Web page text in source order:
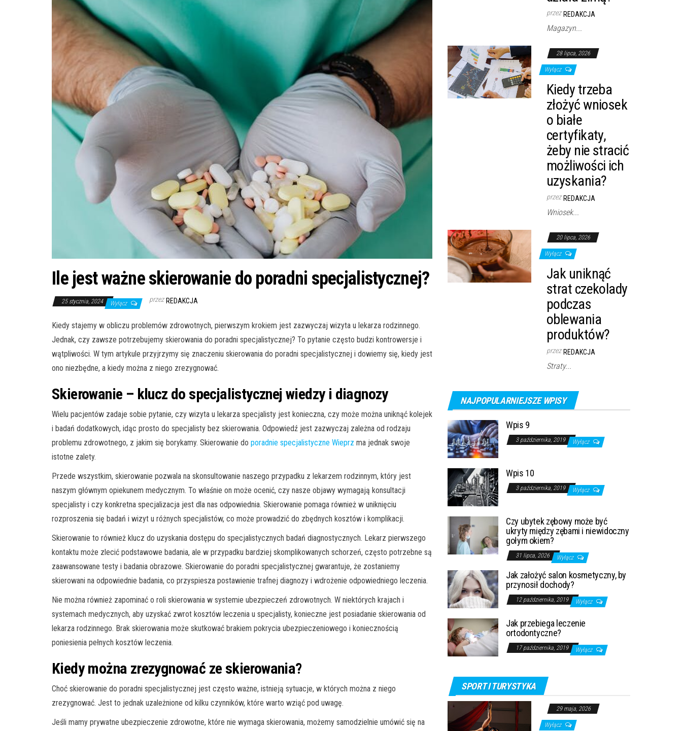
Ile jest ważne skierowanie do poradni specjalistycznej?
25 stycznia, 2024 Wyłącz przez REDAKCJA
Kiedy stajemy w obliczu problemów zdrowotnych, pierwszym krokiem jest zazwyczaj wizyta u lekarza rodzinnego.
Jednak, czy zawsze potrzebujemy skierowania do poradni specjalistycznej? To pytanie często budzi kontrowersje i
wątpliwości. W tym artykule przyjrzymy się znaczeniu skierowania do poradni specjalistycznej i dowiemy się, kiedy jest
ono niezbędne, a kiedy można z niego zrezygnować.
Skierowanie – klucz do specjalistycznej wiedzy i diagnozy
Wielu pacjentów zadaje sobie pytanie, czy wizyta u lekarza specjalisty jest konieczna, czy może można uniknąć kolejek
i badań dodatkowych, idąc prosto do specjalisty bez skierowania. Odpowiedź jest zazwyczaj zależna od rodzaju
problemu zdrowotnego, z jakim się borykamy. Skierowanie do poradnie specjalistyczne Wieprz ma jednak swoje
istotne zalety.
Przede wszystkim, skierowanie pozwala na skonsultowanie naszego przypadku z lekarzem rodzinnym, który jest
naszym głównym opiekunem medycznym. To właśnie on może ocenić, czy nasze objawy wymagają konsultacji
specjalisty i czy konkretna specjalizacja jest dla nas odpowiednia. Skierowanie pomaga również w uniknięciu
rozproszenia się badań i wizyt u różnych specjalistów, co może prowadzić do zbędnych kosztów i komplikacji.
Skierowanie to również klucz do uzyskania dostępu do specjalistycznych badań diagnostycznych. Lekarz pierwszego
kontaktu może zlecić podstawowe badania, ale w przypadku bardziej skomplikowanych schorzeń, często potrzebne są
zaawansowane testy i badania obrazowe. Skierowanie do poradni specjalistycznej gwarantuje, że zostaniemy
skierowani na odpowiednie badania, co przyspiesza postawienie trafnej diagnozy i wdrożenie odpowiedniego leczenia.
Nie można również zapominać o roli skierowania w systemie ubezpieczeń zdrowotnych. W niektórych krajach i
systemach medycznych, aby uzyskać zwrot kosztów leczenia u specjalisty, konieczne jest posiadanie skierowania od
lekarza rodzinnego. Brak skierowania może skutkować brakiem pokrycia ubezpieczeniowego i koniecznością
poniesienia pełnych kosztów leczenia.
Kiedy można zrezygnować ze skierowania?
Choć skierowanie do poradni specjalistycznej jest często ważne, istnieją sytuacje, w których można z niego
zrezygnować. Jest to jednak uzależnione od kilku czynników, które warto wziąć pod uwagę.
Jeśli mamy prywatne ubezpieczenie zdrowotne, które nie wymaga skierowania, możemy samodzielnie umówić się na
przez REDAKCJA
Magazyn...
28 lipca, 2026
Wyłącz
Kiedy trzeba
złożyć wniosek
o białe
certyfikaty,
żeby nie stracić
możliwości ich
uzyskania?
przez REDAKCJA
Wniosek...
20 lipca, 2026
Wyłącz
Jak uniknąć
strat czekolady
podczas
oblewania
produktów?
przez REDAKCJA
Straty...
NAJPOPULARNIEJSZE WPISY
Wpis 9
3 października, 2019 Wyłącz
Wpis 10
3 października, 2019 Wyłącz
Czy ubytek zębowy może być
ukryty między zębami i niewidoczny
gołym okiem?
31 lipca, 2026 Wyłącz
Jak założyć salon kosmetyczny, by
przynosił dochody?
12 października, 2019 Wyłącz
Jak przebiega leczenie
ortodontyczne?
17 października, 2019 Wyłącz
SPORT I TURYSTYKA
29 maja, 2026
Wyłącz